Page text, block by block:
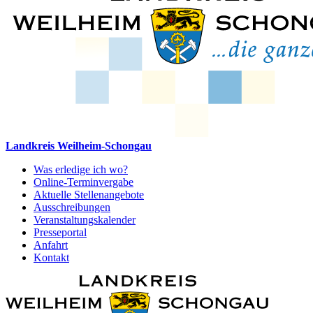
Landkreis Weilheim-Schongau
Was erledige ich wo?
Online-Terminvergabe
Aktuelle Stellenangebote
Ausschreibungen
Veranstaltungskalender
Presseportal
Anfahrt
Kontakt